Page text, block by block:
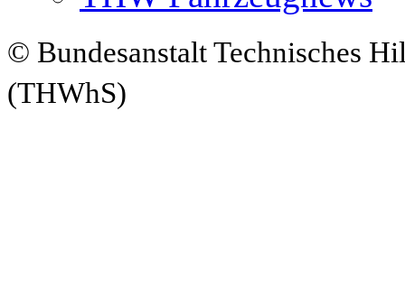
© Bundesanstalt Technisches
(THWhS)